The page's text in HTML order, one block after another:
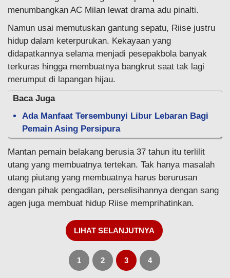
menumbangkan AC Milan lewat drama adu pinalti.
Namun usai memutuskan gantung sepatu, Riise justru
hidup dalam keterpurukan. Kekayaan yang
didapatkannya selama menjadi pesepakbola banyak
terkuras hingga membuatnya bangkrut saat tak lagi
merumput di lapangan hijau.
Baca Juga
Ada Manfaat Tersembunyi Libur Lebaran Bagi
Pemain Asing Persipura
Mantan pemain belakang berusia 37 tahun itu terlilit
utang yang membuatnya tertekan. Tak hanya masalah
utang piutang yang membuatnya harus berurusan
dengan pihak pengadilan, perselisihannya dengan sang
agen juga membuat hidup Riise memprihatinkan.
LIHAT SELANJUTNYA
1 2 3 4